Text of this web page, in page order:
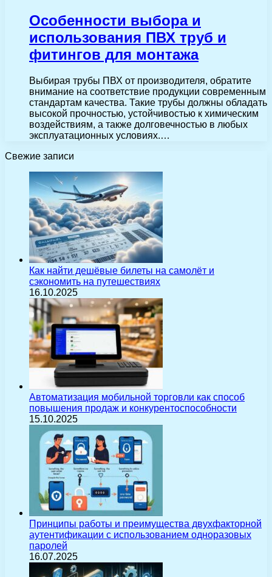
Особенности выбора и
использования ПВХ труб и
фитингов для монтажа
Выбирая трубы ПВХ от производителя, обратите
внимание на соответствие продукции современным
стандартам качества. Такие трубы должны обладать
высокой прочностью, устойчивостью к химическим
воздействиям, а также долговечностью в любых
эксплуатационных условиях.…
Свежие записи
Как найти дешёвые билеты на самолёт и
сэкономить на путешествиях
16.10.2025
Автоматизация мобильной торговли как способ
повышения продаж и конкурентоспособности
15.10.2025
Принципы работы и преимущества двухфакторной
аутентификации с использованием одноразовых
паролей
16.07.2025